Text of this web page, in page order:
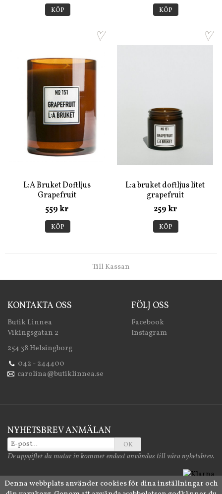
KÖP KÖP
L:A Bruket Doftljus
Grapefruit
559 kr
KÖP
L:a bruket doftljus litet
grapefruit
259 kr
KÖP
Till Kassan
KONTAKTA OSS
Butik Linnea
Vikingsgatan 2
254 38 Helsingborg
042 - 244400
carolina@butiklinnea.se
FÖLJ OSS
Facebook
Instagram
NYHETSBREV ANMÄLAN
OK
De uppgifter du matar in kommer endast användas till våra nyhetsbrev.
Denna webbplats använder cookies för dina inställningar och